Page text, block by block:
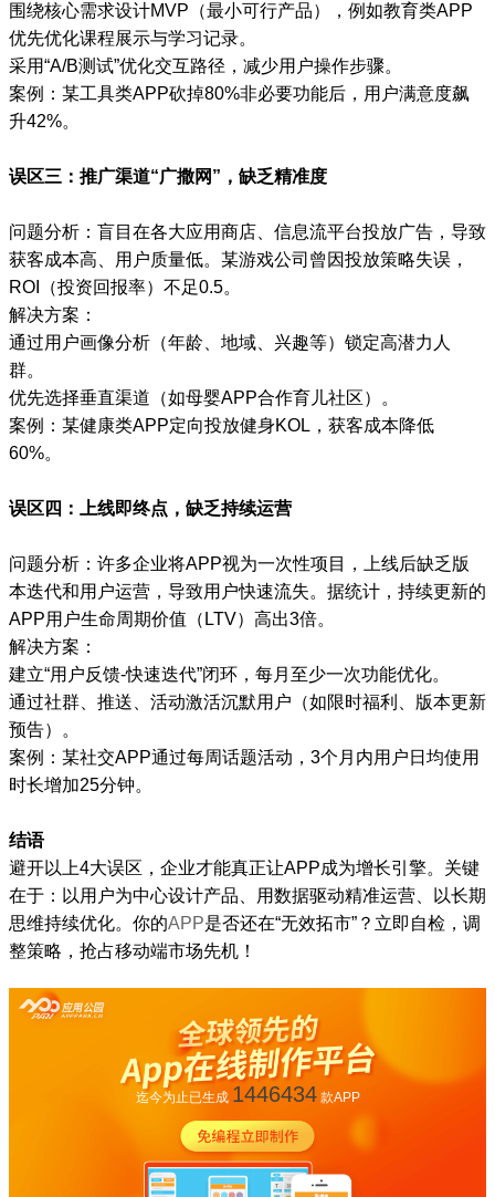
围绕核心需求设计MVP（最小可行产品），例如教育类APP
优先优化课程展示与学习记录。
采用“A/B测试”优化交互路径，减少用户操作步骤。
案例：某工具类APP砍掉80%非必要功能后，用户满意度飙
升42%。
误区三：推广渠道“广撒网”，缺乏精准度
问题分析：盲目在各大应用商店、信息流平台投放广告，导致
获客成本高、用户质量低。某游戏公司曾因投放策略失误，
ROI（投资回报率）不足0.5。
解决方案：
通过用户画像分析（年龄、地域、兴趣等）锁定高潜力人
群。
优先选择垂直渠道（如母婴APP合作育儿社区）。
案例：某健康类APP定向投放健身KOL，获客成本降低
60%。
误区四：上线即终点，缺乏持续运营
问题分析：许多企业将APP视为一次性项目，上线后缺乏版
本迭代和用户运营，导致用户快速流失。据统计，持续更新的
APP用户生命周期价值（LTV）高出3倍。
解决方案：
建立“用户反馈-快速迭代”闭环，每月至少一次功能优化。
通过社群、推送、活动激活沉默用户（如限时福利、版本更新
预告）。
案例：某社交APP通过每周话题活动，3个月内用户日均使用
时长增加25分钟。
结语
避开以上4大误区，企业才能真正让APP成为增长引擎。关键
在于：以用户为中心设计产品、用数据驱动精准运营、以长期
思维持续优化。你的APP是否还在“无效拓市”？立即自检，调
整策略，抢占移动端市场先机！
迄今为止已生成 1446434款APP